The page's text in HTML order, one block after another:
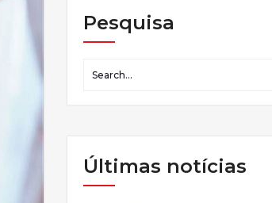
Pesquisa
Últimas notícias